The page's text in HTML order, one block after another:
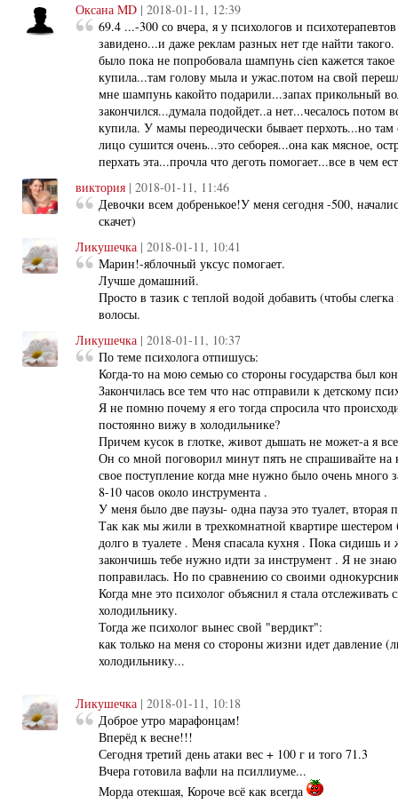
Оксана MD | 2018-01-11, 12:39
69.4 ...-300 со вчера, я у психологов и
завидено...и даже реклам разных нет где найти
было пока не попробовала шампунь cien кажется
купила...там голову мыла и ужас.потом на свой
мне шампунь какойто подарили...запах прикольный
закончился...думала подойдет..а нет...чесалось потом
купила. У мамы переодически бывает перхоть...но
лицо сушится очень...это себорея...она как мясное,
перхать эта...прочла что деготь помогает...все в чем
виктория | 2018-01-11, 11:46
Девочки всем добренькое!У меня сегодня -500,
скачет)
Ликушечка | 2018-01-11, 10:41
Марин!-яблочный уксус помогает.
Лучше домашний.
Просто в тазик с теплой водой добавить (чтобы
волосы.
Ликушечка | 2018-01-11, 10:37
По теме психолога отпишусь:
Когда-то на мою семью со стороны государства был
Закончилась все тем что нас отправили к детскому
Я не помню почему я его тогда спросила что
постоянно вижу в холодильнике?
Причем кусок в глотке, живот дышать не может-а я
Он со мной поговорил минут пять не спрашивайте на
свое поступление когда мне нужно было очень много
8-10 часов около инструмента .
У меня было две паузы- одна пауза это туалет, вторая
Так как мы жили в трехкомнатной квартире
долго в туалете . Меня спасала кухня . Пока сидишь и
закончишь тебе нужно идти за инструмент . Я не знаю
поправилась. Но по сравнению со своими
Когда мне это психолог объяснил я стала отслеживать
холодильнику.
Тогда же психолог вынес свой "вердикт":
как только на меня со стороны жизни идет давление
холодильнику...
Ликушечка | 2018-01-11, 10:18
Доброе утро марафонцам!
Вперёд к весне!!!
Сегодня третий день атаки вес + 100 г и того 71.3
Вчера готовила вафли на псиллиуме...
Морда отекшая, Короче всё как всегда